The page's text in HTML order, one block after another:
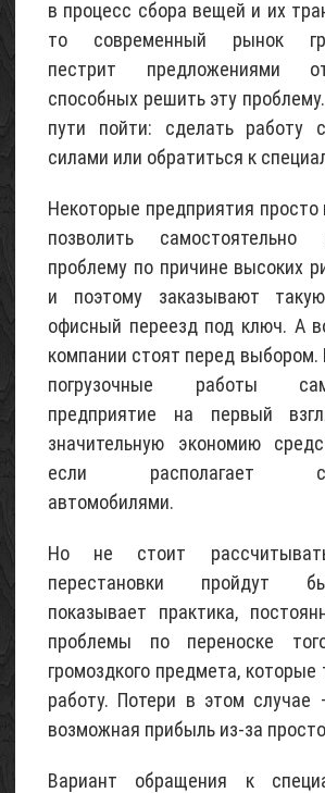
в процесс сбора вещей и их
то современный рынок
пестрит предложениями
способных решить эту
пути пойти: сделать работу
силами или обратиться к
Некоторые предприятия просто
позволить
проблему по причине высоких
и поэтому заказывают
офисный переезд под ключ. А
компании стоят перед выбором.
погрузочные работы
предприятие на первый
значительную экономию
если располагает
автомобилями.
Но не стоит
перестановки пройдут
показывает практика,
проблемы по переноске
громоздкого предмета,
работу. Потери в этом случае
возможная прибыль из-за
Вариант обращения к
домика
описанием)
05
2017
известняковый
Май
2015
Песок
Май
2015